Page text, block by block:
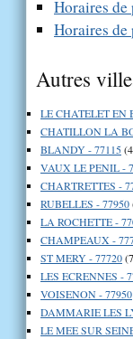
Horaires
Horaires de
Autres
LE CHATELET EN
CHATILLON LA
BLANDY - 77115
VAUX LE PENIL -
CHARTRETTES -
RUBELLES - 77950
LA ROCHETTE -
CHAMPEAUX -
ST MERY - 77720
LES ECRENNES -
VOISENON - 77950
DAMMARIE LES
LE MEE SUR